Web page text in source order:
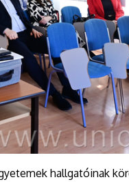
hallgatóinak